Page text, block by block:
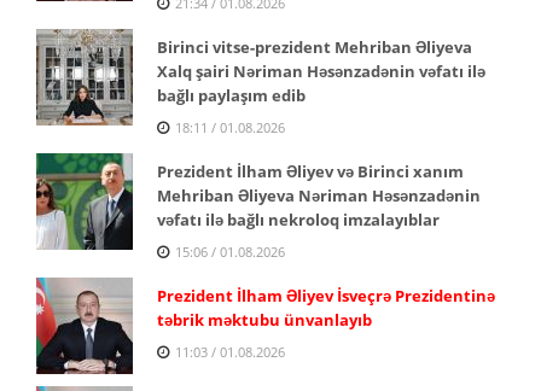
Birinci vitse-prezident Mehriban Əliyeva
Xalq şairi Nəriman Həsənzadənin vəfatı ilə
bağlı paylaşım edib
18:11 / 01.08.2026
Prezident İlham Əliyev və Birinci xanım
Mehriban Əliyeva Nəriman Həsənzadənin
vəfatı ilə bağlı nekroloq imzalayıblar
15:06 / 01.08.2026
Prezident İlham Əliyev İsveçrə Prezidentinə
təbrik məktubu ünvanlayıb
11:03 / 01.08.2026